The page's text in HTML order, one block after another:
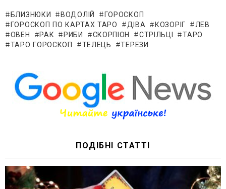
БЛИЗНЮКИ ВОДОЛІЙ
ГОРОСКОП
ГОРОСКОП ПО КАРТАХ ТАРО
ДІВА КОЗОРІГ
ЛЕВ
ОВЕН
РАК РИБИ СКОРПІОН СТРІЛЬЦІ
ТАРО
ТАРО ГОРОСКОП
ТЕЛЕЦЬ ТЕРЕЗИ
ПОДІБНІ СТАТТІ